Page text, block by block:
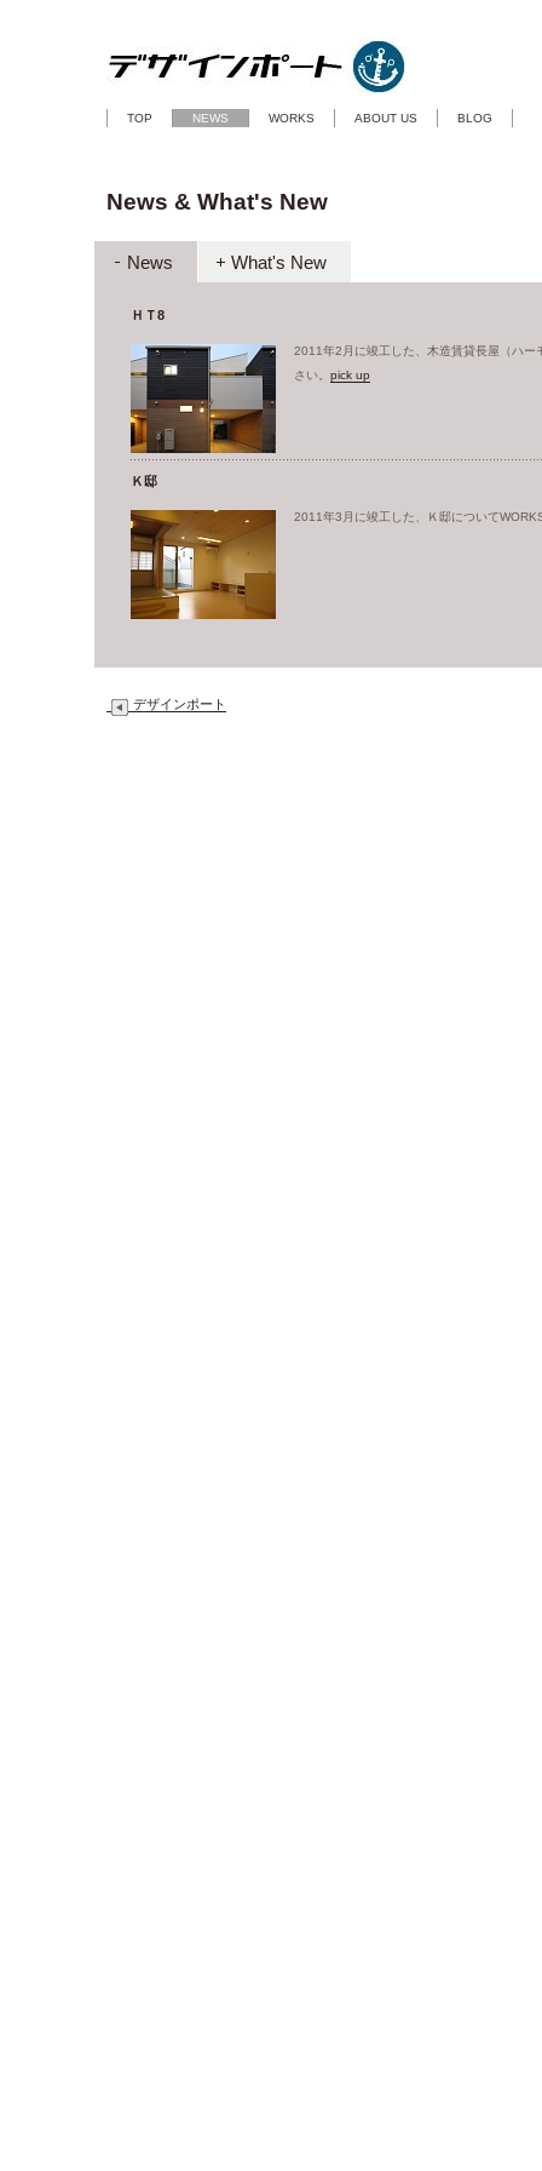
TOP NEWS WORKS ABOUT US BLOG
News & What's New
News What's New
ＨＴ8
2011年2 月に竣工した、木造賃貸長屋（ハ
さい。 pick up
Ｋ邸
2011年3 月に竣工した、Ｋ邸について
デザインポート